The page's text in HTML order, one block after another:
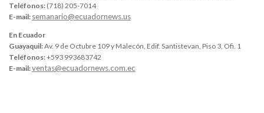
Teléfonos: (718) 205-7014
E-mail: semanario@ecuadornews.us
En Ecuador
Guayaquil:Av. 9 de Octubre 109 y Malecón, Edif. Santistevan, Piso 3, Ofi. 1
Teléfonos:+593 993683742
E-mail:ventas@ecuadornews.com.ec